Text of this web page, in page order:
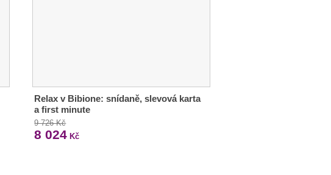
Relax v Bibione: snídaně, slevová karta
a first minute
9 726 Kč
8 024 Kč